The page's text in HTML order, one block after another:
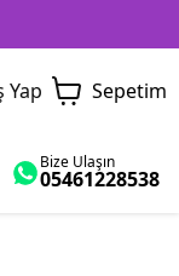
Yap Sepetim
Bize Ulaşın
05461228538